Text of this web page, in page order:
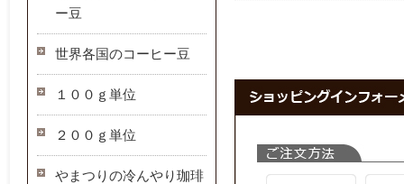
ー豆
世界各国のコーヒー豆
１００ｇ単位
２００ｇ単位
やまつりの冷んやり珈琲